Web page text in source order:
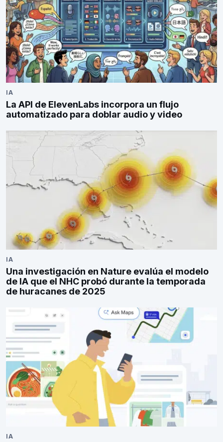
IA
La API de ElevenLabs incorpora un flujo
automatizado para doblar audio y video
IA
Una investigación en Nature evalúa el modelo
de IA que el NHC probó durante la temporada
de huracanes de 2025
IA